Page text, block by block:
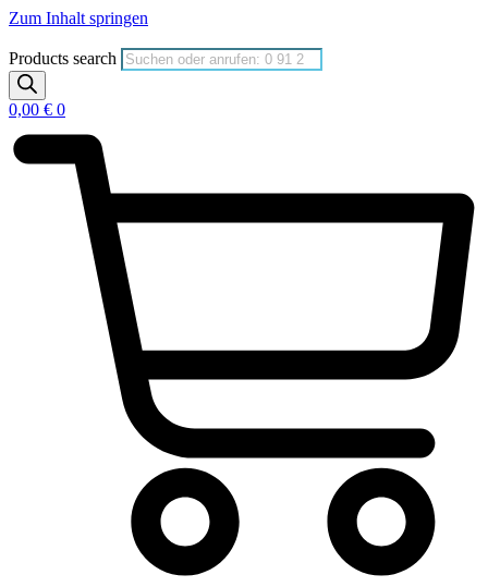
Zum Inhalt springen
Products search
0,00 € 0